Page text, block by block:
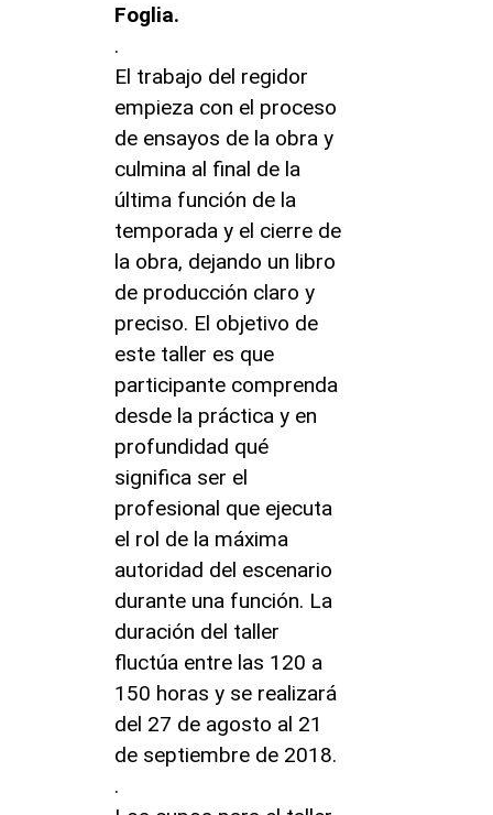
Foglia.
.
El trabajo del regidor
empieza con el proceso
de ensayos de la obra y
culmina al final de la
última función de la
temporada y el cierre de
la obra, dejando un libro
de producción claro y
preciso. El objetivo de
este taller es que
participante comprenda
desde la práctica y en
profundidad qué
significa ser el
profesional que ejecuta
el rol de la máxima
autoridad del escenario
durante una función. La
duración del taller
fluctúa entre las 120 a
150 horas y se realizará
del 27 de agosto al 21
de septiembre de 2018.
.